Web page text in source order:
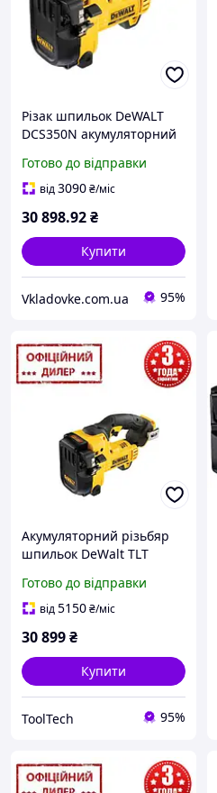
Різак шпильок DeWALT
DCS350N акумуляторний
Готово до відправки
від3090₴/міс
30 898.92₴
Купити
Vkladovke.com.ua 95%
Акумуляторний різьбяр
шпильок DeWalt TLT
ЗП)
Готово до відправки
від5150₴/міс
30 899₴
Купити
ToolTech 95%